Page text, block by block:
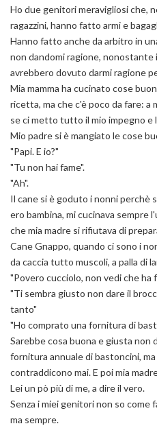
Ho due genitori meravigliosi che,
ragazzini, hanno fatto armi e
Hanno fatto anche da arbitro in
non dandomi ragione, nonostante
avrebbero dovuto darmi ragione
Mia mamma ha cucinato cose
ricetta, ma che c'è poco da fare: a
se ci metto tutto il mio impegno e
Mio padre si è mangiato le cose
"Papi. E io?"
"Tu non hai fame".
"Ah".
Il cane si è goduto i nonni perchè
ero bambina, mi cucinava sempre
che mia madre si rifiutava di
Cane Gnappo, quando ci sono i
da caccia tutto muscoli, a palla di
"Povero cucciolo, non vedi che ha
"Ti sembra giusto non dare il
tanto"
"Ho comprato una fornitura di
Sarebbe cosa buona e giusta non
fornitura annuale di bastoncini,
contraddicono mai. E poi mia
Lei un pò più di me, a dire il vero.
Senza i miei genitori non so come
ma sempre.